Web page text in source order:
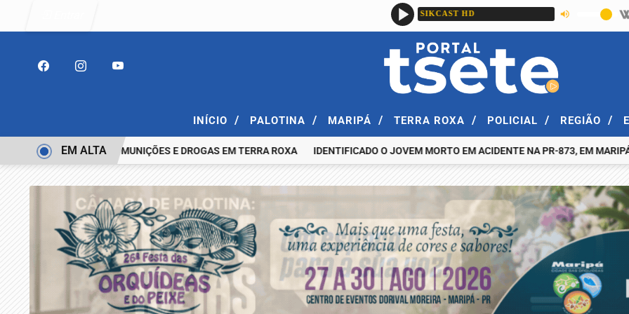
INÍCIO / PALOTINA / MARIPÁ / TERRA ROXA / POLICIAL / REGIÃO /
ESPINGARDA, MUNIÇÕES E DROGAS EM TERRA ROXA IDENTIFICADO O JOVEM MORTO EM ACIDENTE NA PR-873, EM MARIPÁ, NA
EM ALTA